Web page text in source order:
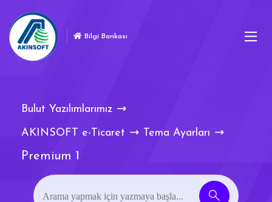
Bilgi Bankası
Bulut Yazılımlarımız
AKINSOFT e-Ticaret Tema Ayarları
Premium 1